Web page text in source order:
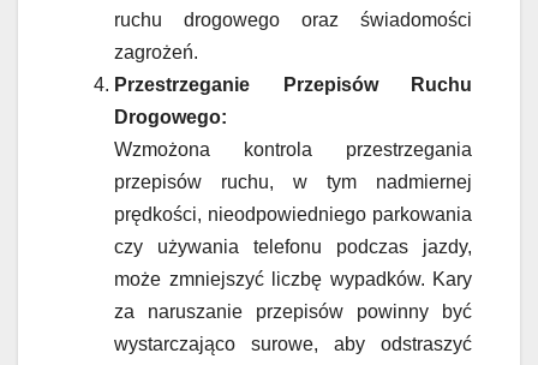
ruchu drogowego oraz świadomości
zagrożeń.
Przestrzeganie Przepisów Ruchu
Drogowego:
Wzmożona kontrola przestrzegania
przepisów ruchu, w tym nadmiernej
prędkości, nieodpowiedniego parkowania
czy używania telefonu podczas jazdy,
może zmniejszyć liczbę wypadków. Kary
za naruszanie przepisów powinny być
wystarczająco surowe, aby odstraszyć